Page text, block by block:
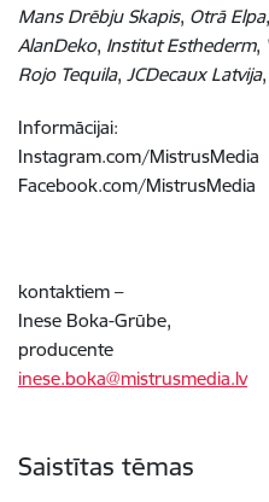
Mans Drēbju Skapis, Otrā Elpa
AlanDeko, Institut Esthederm,
Rojo Tequila, JCDecaux Latvija
Informācijai:
Instagram.com/MistrusMedia
Facebook.com/MistrusMedia
kontaktiem –
Inese Boka-Grūbe,
producente
inese.boka@mistrusmedia.lv
Saistītas tēmas